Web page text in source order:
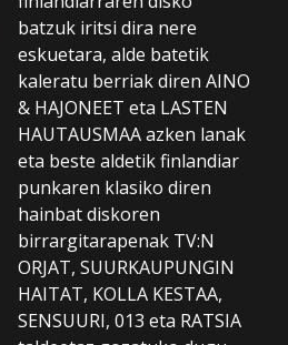
batzuk iritsi dira nere
eskuetara, alde batetik
kaleratu berriak diren AINO
& HAJONEET eta LASTEN
HAUTAUSMAA azken lanak
eta beste aldetik finlandiar
punkaren klasiko diren
hainbat diskoren
birrargitarapenak TV:N
ORJAT, SUURKAUPUNGIN
HAITAT, KOLLA KESTAA,
SENSUURI, 013 eta RATSIA